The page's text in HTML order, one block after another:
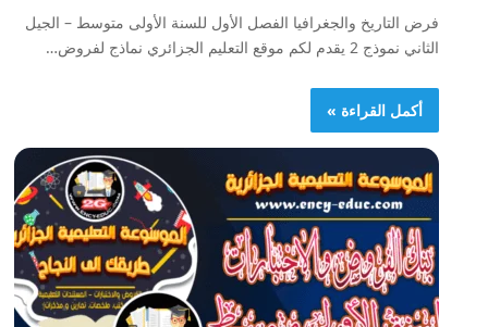
فرض التاريخ والجغرافيا الفصل الأول للسنة الأولى متوسط – الجيل
الثاني نموذج 2 يقدم لكم موقع التعليم الجزائري نماذج لفروض…
أكمل القراءة »